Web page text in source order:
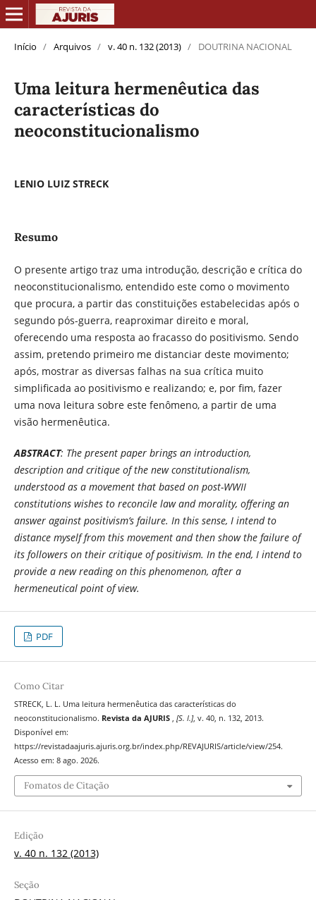
Início / Arquivos / v. 40 n. 132 (2013) / DOUTRINA NACIONAL
Uma leitura hermenêutica das
características do
neoconstitucionalismo
LENIO LUIZ STRECK
Resumo
O presente artigo traz uma introdução, descrição e crítica do
neoconstitucionalismo, entendido este como o movimento
que procura, a partir das constituições estabelecidas após o
segundo pós-guerra, reaproximar direito e moral,
oferecendo uma resposta ao fracasso do positivismo. Sendo
assim, pretendo primeiro me distanciar deste movimento;
após, mostrar as diversas falhas na sua crítica muito
simplificada ao positivismo e realizando; e, por fim, fazer
uma nova leitura sobre este fenômeno, a partir de uma
visão hermenêutica.
ABSTRACT: The present paper brings an introduction,
description and critique of the new constitutionalism,
understood as a movement that based on post-WWII
constitutions wishes to reconcile law and morality, offering an
answer against positivism’s failure. In this sense, I intend to
distance myself from this movement and then show the failure of
its followers on their critique of positivism. In the end, I intend to
provide a new reading on this phenomenon, after a
hermeneutical point of view.
PDF
Como Citar
STRECK, L. L. Uma leitura hermenêutica das características do
neoconstitucionalismo. Revista da AJURIS , [S. l.], v. 40, n. 132, 2013.
Disponível em:
https://revistadaajuris.ajuris.org.br/index.php/REVAJURIS/article/view/254.
Acesso em: 8 ago. 2026.
Fomatos de Citação
Edição
v. 40 n. 132 (2013)
Seção